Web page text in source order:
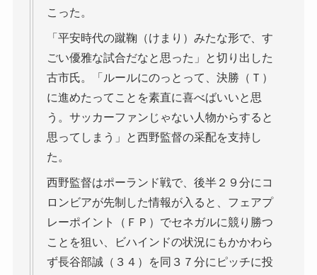
こった。
「平安時代の蹴鞠（けまり）みたな形で、す
ごい優雅な試合だなと思った」と切り出した
古市氏。「ルールにのっとって、決勝（Ｔ）
に進めたってことを素直に喜べばいいと思
う。サッカーファンじゃない人物からすると
思ってしまう」と西野監督の采配を支持し
た。
西野監督はポーランド戦で、後半２９分にコ
ロンビアが先制した情報が入ると、フェアプ
レーポイント（ＦＰ）でセネガルに競り勝つ
ことを狙い、ビハインドの状況にもかかわら
ず長谷部誠（３４）を同３７分にピッチに投